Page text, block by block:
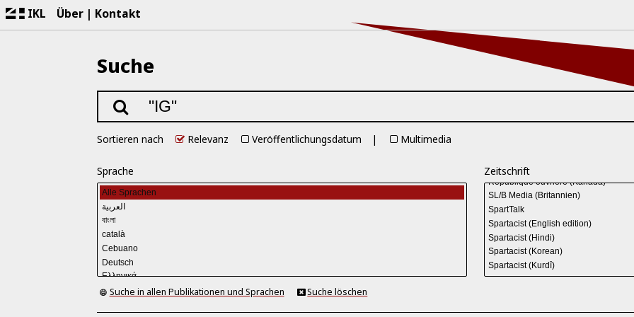
IKL Über Kontakt
Suche
Sortieren nach Relevanz Veröffentlichungsdatum Multimedia
Sprache Zeitschrift
Suche in allen Publikationen und Sprachen Suche löschen